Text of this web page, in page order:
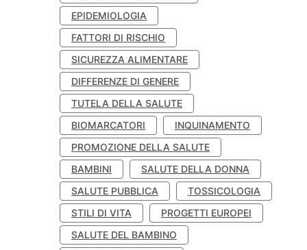
EPIDEMIOLOGIA
FATTORI DI RISCHIO
SICUREZZA ALIMENTARE
DIFFERENZE DI GENERE
TUTELA DELLA SALUTE
BIOMARCATORI
INQUINAMENTO
PROMOZIONE DELLA SALUTE
BAMBINI
SALUTE DELLA DONNA
SALUTE PUBBLICA
TOSSICOLOGIA
STILI DI VITA
PROGETTI EUROPEI
SALUTE DEL BAMBINO